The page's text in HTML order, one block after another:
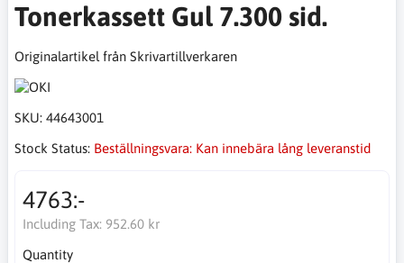
Tonerkassett Gul 7.300 sid.
Originalartikel från Skrivartillverkaren
SKU: 44643001
Stock Status: Beställningsvara: Kan innebära lång leveranstid
4763:-
Including Tax: 952.60 kr
Quantity